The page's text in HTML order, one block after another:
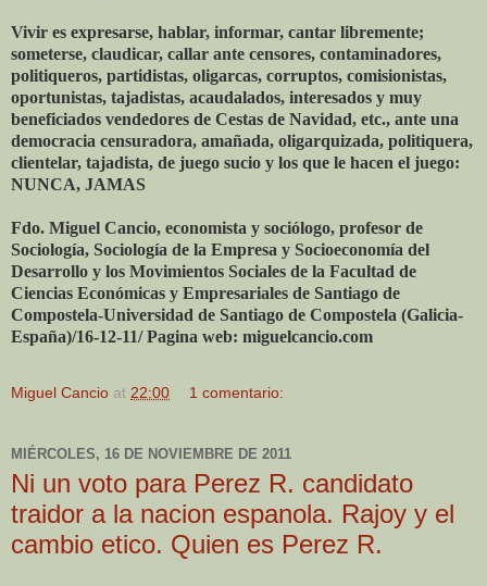
Vivir es expresarse, hablar, informar, cantar libremente;
someterse, claudicar, callar ante censores, contaminadores,
politiqueros, partidistas, oligarcas, corruptos, comisionistas,
oportunistas, tajadistas, acaudalados, interesados y muy
beneficiados vendedores de Cestas de Navidad, etc., ante una
democracia censuradora, amañada, oligarquizada, politiquera,
clientelar, tajadista, de juego sucio y los que le hacen el juego:
NUNCA, JAMAS
Fdo. Miguel Cancio, economista y sociólogo, profesor de
Sociología, Sociología de la Empresa y Socioeconomía del
Desarrollo y los Movimientos Sociales de la Facultad de
Ciencias Económicas y Empresariales de Santiago de
Compostela-Universidad de Santiago de Compostela (Galicia-
España)/16-12-11/ Pagina web: miguelcancio.com
Miguel Cancio at 22:00 1 comentario:
MIÉRCOLES, 16 DE NOVIEMBRE DE 2011
Ni un voto para Perez R. candidato
traidor a la nacion espanola. Rajoy y el
cambio etico. Quien es Perez R.